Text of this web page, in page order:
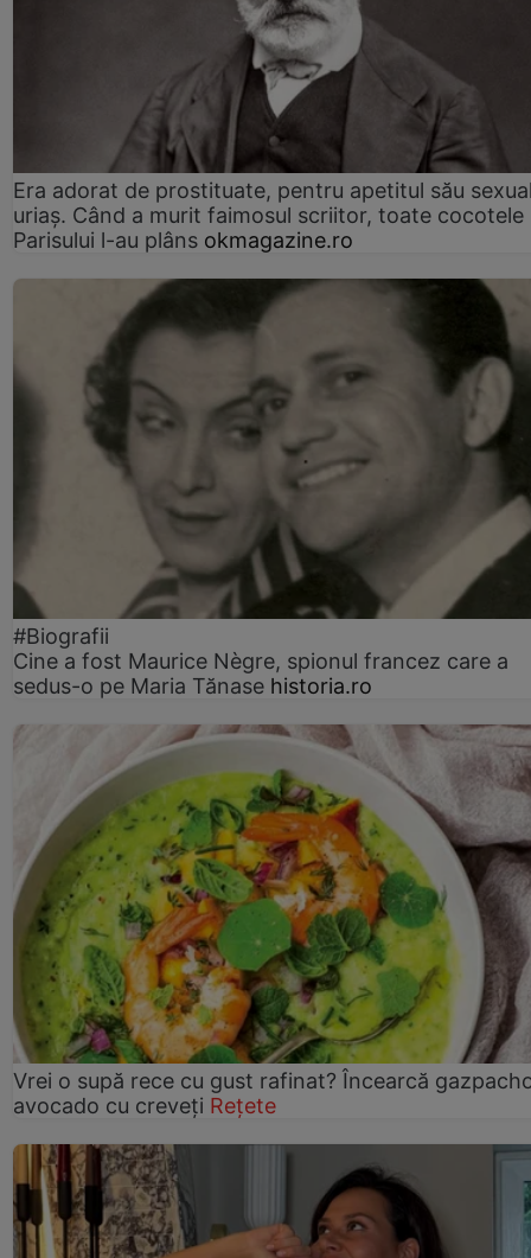
Era adorat de prostituate, pentru apetitul său
uriaș. Când a murit faimosul scriitor, toate cocotele
Parisului l-au plâns okmagazine.ro
#Biografii
Cine a fost Maurice Nègre, spionul francez care a
sedus-o pe Maria Tănase historia.ro
Vrei o supă rece cu gust rafinat? Încearcă
avocado cu creveți Rețete